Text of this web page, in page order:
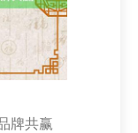
拍照打
牌共赢